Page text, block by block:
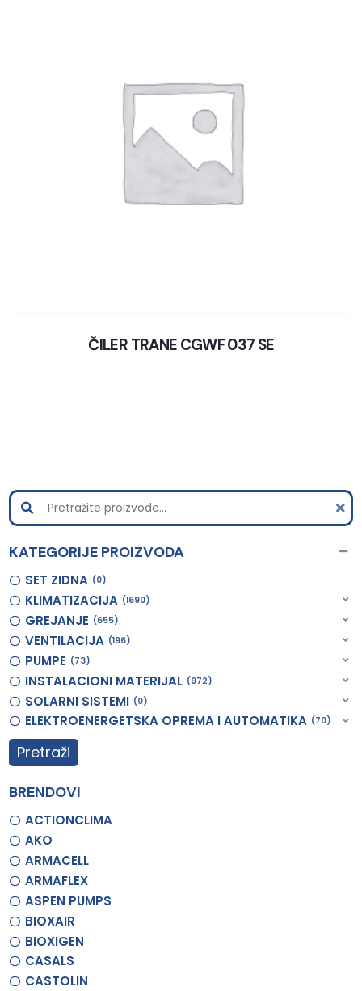
ČILER TRANE CGWF 037 SE
KATEGORIJE PROIZVODA
SET ZIDNA 0
KLIMATIZACIJA 1690
GREJANJE 655
VENTILACIJA 196
PUMPE 73
INSTALACIONI MATERIJAL 972
SOLARNI SISTEMI 0
ELEKTROENERGETSKA OPREMA I AUTOMATIKA 70
Pretraži
BRENDOVI
ACTIONCLIMA
AKO
ARMACELL
ARMAFLEX
ASPEN PUMPS
BIOXAIR
BIOXIGEN
CASALS
CASTOLIN